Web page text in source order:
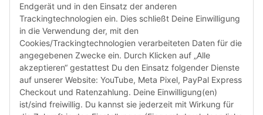
Endgerät und in den Einsatz der anderen
Trackingtechnologien ein. Dies schließt Deine Einwilligung
in die Verwendung der, mit den
Cookies/Trackingtechnologien verarbeiteten Daten für die
angegebenen Zwecke ein. Durch Klicken auf „Alle
akzeptieren“ gestattest Du den Einsatz folgender Dienste
auf unserer Website: YouTube, Meta Pixel, PayPal Express
Checkout und Ratenzahlung. Deine Einwilligung(en)
ist/sind freiwillig. Du kannst sie jederzeit mit Wirkung für
Bitte habe Verständnis dafür, dass Du uns ausschließlich zu
den oben genannten Geschäftszeiten telefonisch
kontaktieren kannst.
facebookyoutubeinstagram
tiktok